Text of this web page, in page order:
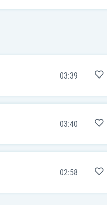
03:39
03:40
02:58